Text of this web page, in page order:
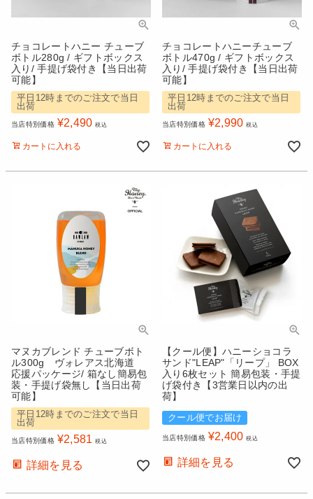
チョコレートハニー チューブ
ボトル280g / ギフトボックス
入り/ 手提げ袋付き【当日出荷
可能】
平日12時までのご注文で当日
出荷
当店特別価格 ¥2,490 税込
カートに入れる
チョコレートハニーチューブ
ボトル470g / ギフトボックス
入り/ 手提げ袋付き【当日出荷
可能】
平日12時までのご注文で当日
出荷
当店特別価格 ¥2,990 税込
カートに入れる
マヌカブレンド チューブボト
ル300g ヴォレアス北海道
応援パッケージ/ 箱なし簡易包
装・手提げ袋無し【当日出荷
可能】
平日12時までのご注文で当日
出荷
当店特別価格 ¥2,581 税込
詳細を見る
【クール便】ハニーショコラ
サンド"LEAP"「リープ」 BOX
入り6枚セット 簡易包装・手提
げ袋付き【3営業日以内の出
荷】
クール便でお届け
当店特別価格 ¥2,400 税込
詳細を見る